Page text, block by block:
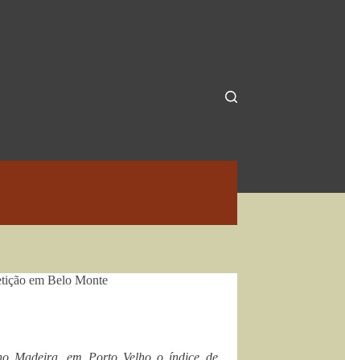
em Belo Monte
Madeira, em Porto Velho o índice de